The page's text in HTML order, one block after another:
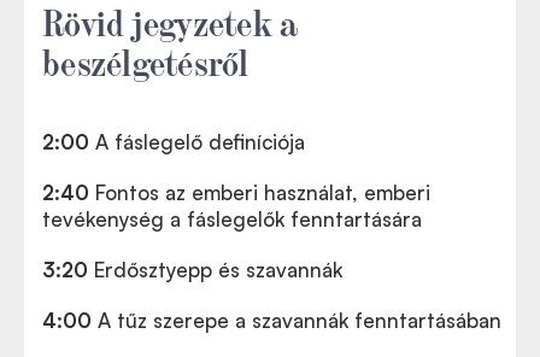
Rövid jegyzetek a
beszélgetésről
2:00 A fáslegelő definíciója
2:40 Fontos az emberi használat, emberi
tevékenység a fáslegelők fenntartására
3:20 Erdősztyepp és szavannák
4:00 A tűz szerepe a szavannák fenntartásában